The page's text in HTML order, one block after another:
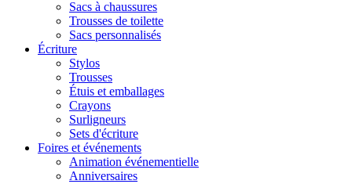
Sacs à chaussures
Trousses de toilette
Sacs personnalisés
Écriture
Stylos
Trousses
Étuis et emballages
Crayons
Surligneurs
Sets d'écriture
Foires et événements
Animation événementielle
Anniversaires